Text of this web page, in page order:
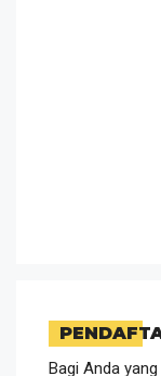
Bagi Anda